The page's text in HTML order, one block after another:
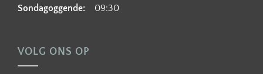
Sondagoggende: 09:30
VOLG ONS OP